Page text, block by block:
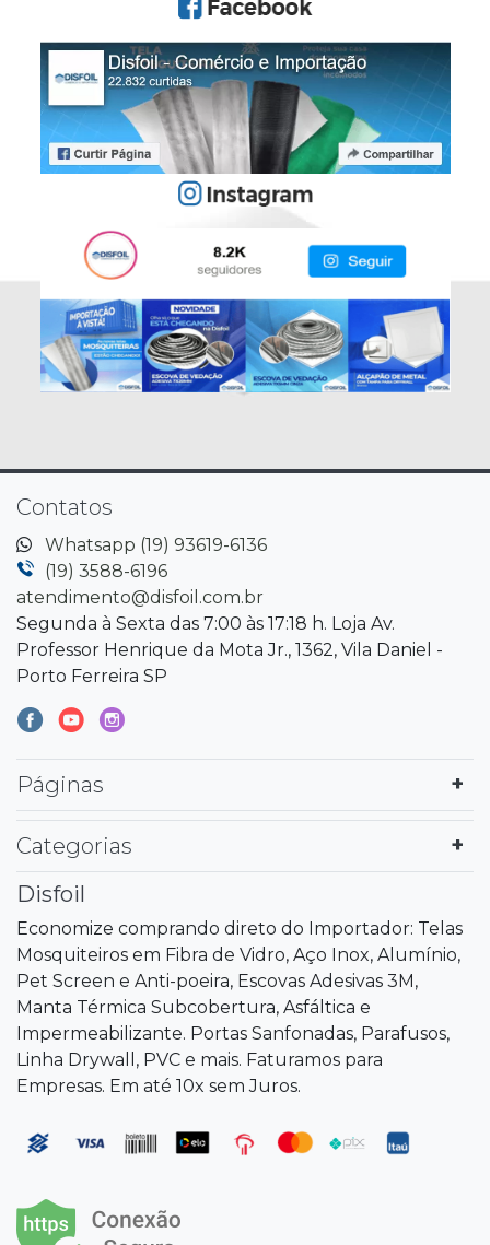
Contatos
Whatsapp (19) 93619-6136
(19) 3588-6196
atendimento@disfoil.com.br
Segunda à Sexta das 7:00 às 17:18 h. Loja Av.
Professor Henrique da Mota Jr., 1362, Vila Daniel -
Porto Ferreira SP
Páginas
Categorias
Disfoil
Economize comprando direto do Importador: Telas
Mosquiteiros em Fibra de Vidro, Aço Inox, Alumínio,
Pet Screen e Anti-poeira, Escovas Adesivas 3M,
Manta Térmica Subcobertura, Asfáltica e
Impermeabilizante. Portas Sanfonadas, Parafusos,
Linha Drywall, PVC e mais. Faturamos para
Empresas. Em até 10x sem Juros.